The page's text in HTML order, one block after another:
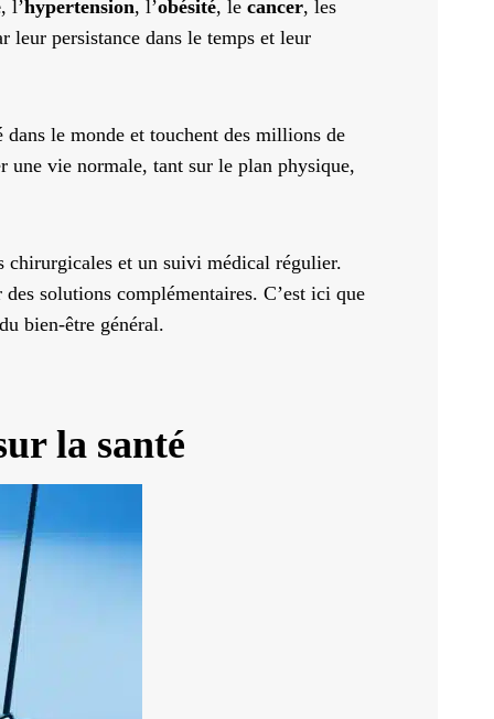
, l’hypertension, l’obésité, le cancer, les
leur persistance dans le temps et leur
le monde et touchent des millions de
une vie normale, tant sur le plan physique,
chirurgicales et un suivi médical régulier.
solutions complémentaires. C’est ici que
bien-être général.
la santé